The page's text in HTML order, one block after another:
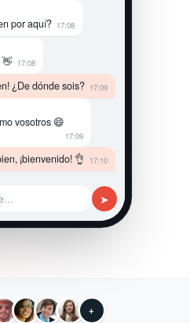
por aquí? 17:08
👋 17:08
¿De dónde sois? 17:09
vosotros 😄
17:09
¡bienvenido! 👌 17:10
➤
+